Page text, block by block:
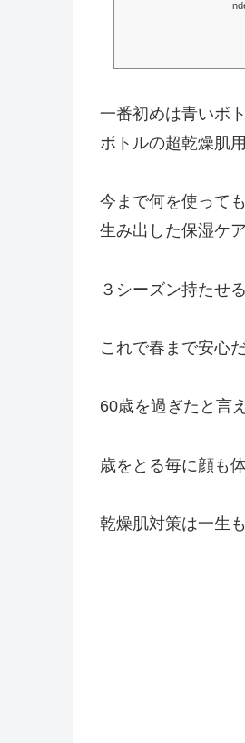
一番初めは青いボ
ボトルの超乾燥肌
今まで何を使って
生み出した保湿ケア
３シーズン持たせ
これで春まで安心だ
60歳を過ぎたと言
歳をとる毎に顔も
乾燥肌対策は一生も